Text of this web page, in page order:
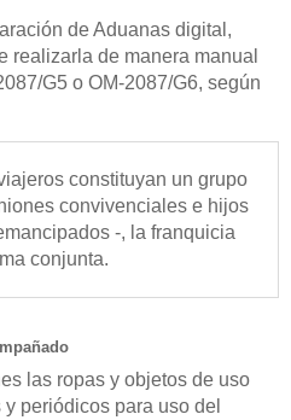
de Aduanas digital,
realizarla de manera manual
G5 o OM-2087/G6, según
constituyan un grupo
convivenciales e hijos
-, la franquicia
conjunta.
las ropas y objetos de uso
periódicos para uso del